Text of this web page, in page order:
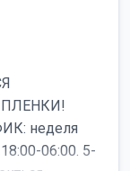
неделя
06:00. 5-